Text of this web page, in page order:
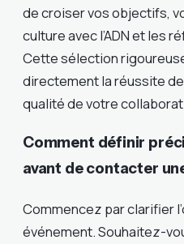
de croiser vos objectifs,
culture avec l’ADN et les
Cette sélection
directement la réussite
qualité de votre
Comment définir
avant de contacter
Commencez par clarifier
événement. Souhaitez-